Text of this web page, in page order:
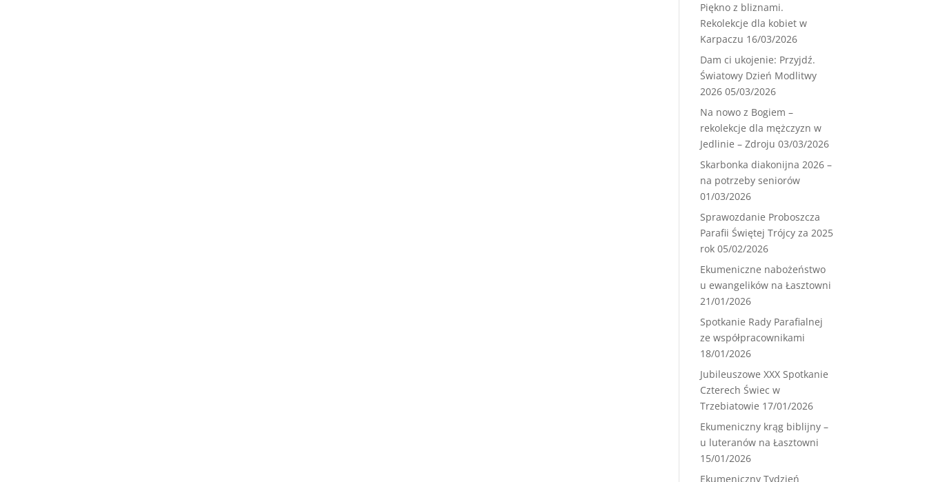
Piękno z bliznami.
Rekolekcje dla kobiet w
Karpaczu 16/03/2026
Dam ci ukojenie: Przyjdź.
Światowy Dzień Modlitwy
2026 05/03/2026
Na nowo z Bogiem –
rekolekcje dla mężczyzn w
Jedlinie – Zdroju 03/03/2026
Skarbonka diakonijna 2026 –
na potrzeby seniorów
01/03/2026
Sprawozdanie Proboszcza
Parafii Świętej Trójcy za 2025
rok 05/02/2026
Ekumeniczne nabożeństwo
u ewangelików na Łasztowni
21/01/2026
Spotkanie Rady Parafialnej
ze współpracownikami
18/01/2026
Jubileuszowe XXX Spotkanie
Czterech Świec w
Trzebiatowie 17/01/2026
Ekumeniczny krąg biblijny –
u luteranów na Łasztowni
15/01/2026
Ekumeniczny Tydzień